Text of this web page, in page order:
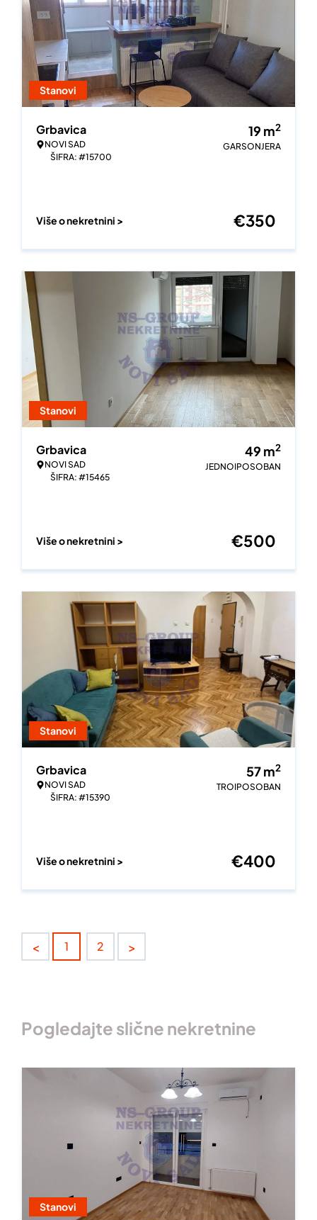
Stanovi
Grbavica
NOVI SAD
ŠIFRA: #15700
19 m2
GARSONJERA
Više o nekretnini > €350
Stanovi
Grbavica
NOVI SAD
ŠIFRA: #15465
49 m2
JEDNOIPOSOBAN
Više o nekretnini > €500
Stanovi
Grbavica
NOVI SAD
ŠIFRA: #15390
57m2
TROIPOSOBAN
Više o nekretnini > €400
< 1 2 >
Pogledajte slične nekretnine
Stanovi